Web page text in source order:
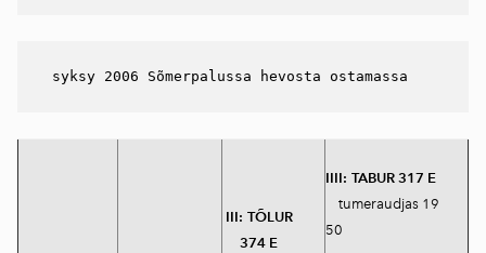
syksy 2006 Sõmerpalussa hevosta ostamassa
III: TÕLUR
374 E
IIII: TABUR 317 E
tumeraudjas 19
50